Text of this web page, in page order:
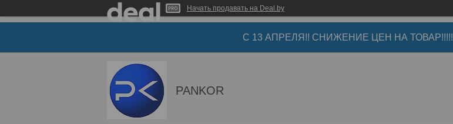
Начать продавать на Deal.by
С 13 АПРЕЛЯ!! СНИЖЕНИЕ ЦЕН НА ТОВАР!!!!!
PANKOR